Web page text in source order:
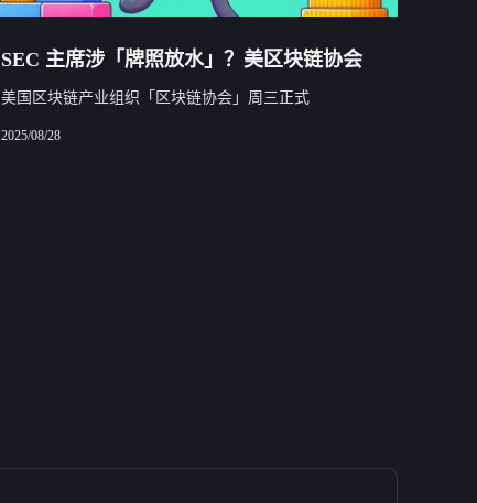
SEC 主席涉「牌照放水」？美区块链协会
美国区块链产业组织「区块链协会」周三正式
2025/08/28